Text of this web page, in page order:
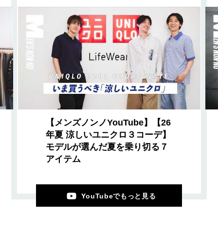
【メンズノンノYouTube】【26
年夏 涼しいユニクロ３コーデ】
モデルが選んだ夏を乗り切る７
アイテム
YouTubeでもっと見る